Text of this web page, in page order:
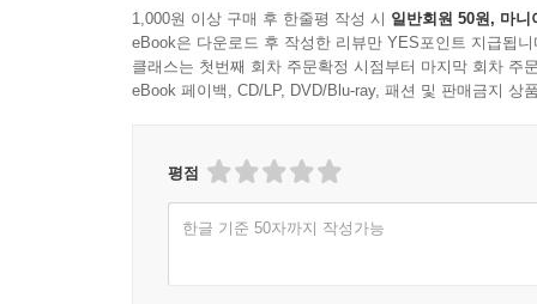
1,000원 이상 구매 후 한줄평 작성 시 일반회원 50원, 마니
eBook은 다운로드 후 작성한 리뷰만 YES포인트 지급됩니
클래스는 첫번째 회차 주문확정 시점부터 마지막 회차 주
eBook 페이백, CD/LP, DVD/Blu-ray, 패션 및 판매금지 상
평점
한글 기준 50자까지 작성가능